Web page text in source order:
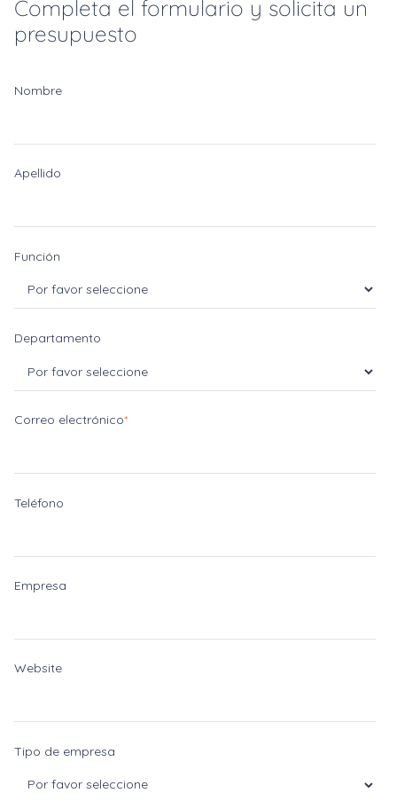
Completa el formulario y solicita un
presupuesto
Nombre
Apellido
Función
Departamento
Correo electrónico*
Teléfono
Empresa
Website
Tipo de empresa